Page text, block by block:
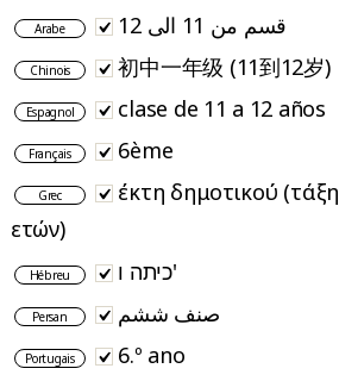
Arabe قسم من 11 الى 12
Chinois 初中一年级 (11到12岁)
Espagnol clase de 11 a 12 años
Français 6ème
Grec
έκτη δημοτικού
ετών)
Hébreu כיתה ו'
Persan صنف ششم
Portugais 6.º ano